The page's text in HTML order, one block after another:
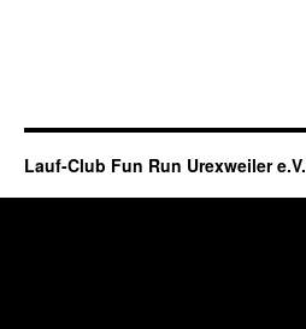
Lauf-Club Fun Run Urexweiler e.V.